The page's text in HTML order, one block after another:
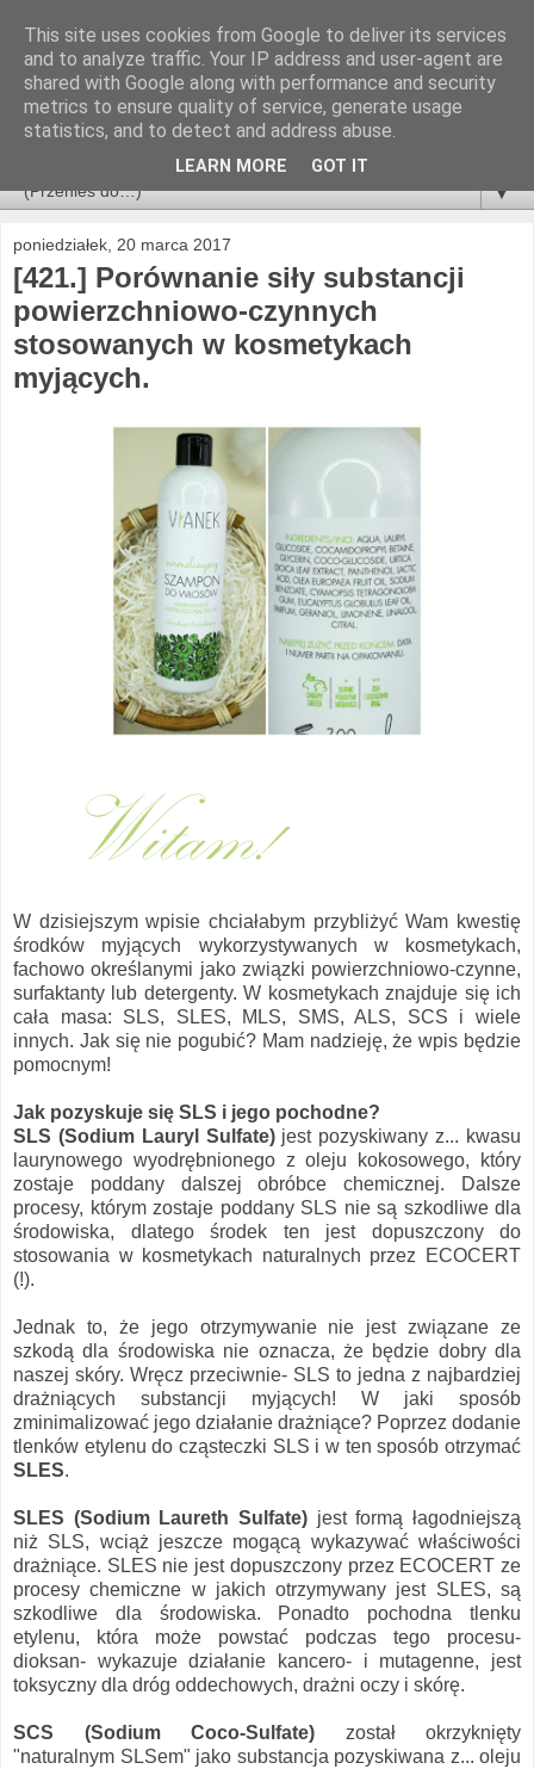
▼
poniedziałek, 20 marca 2017
[421.] Porównanie siły substancji
powierzchniowo-czynnych
stosowanych w kosmetykach
myjących.
W dzisiejszym wpisie chciałabym przybliżyć Wam kwestię
środków myjących wykorzystywanych w kosmetykach,
fachowo określanymi jako związki powierzchniowo-czynne,
surfaktanty lub detergenty. W kosmetykach znajduje się ich
cała masa: SLS, SLES, MLS, SMS, ALS, SCS i wiele
innych. Jak się nie pogubić? Mam nadzieję, że wpis będzie
pomocnym!
Jak pozyskuje się SLS i jego pochodne?
SLS (Sodium Lauryl Sulfate)jest pozyskiwany z... kwasu
laurynowego wyodrębnionego z oleju kokosowego, który
zostaje poddany dalszej obróbce chemicznej. Dalsze
procesy, którym zostaje poddany SLS nie są szkodliwe dla
środowiska, dlatego środek ten jest dopuszczony do
stosowania w kosmetykach naturalnych przez ECOCERT
(!).
Jednak to, że jego otrzymywanie nie jest związane ze
szkodą dla środowiska nie oznacza, że będzie dobry dla
naszej skóry. Wręcz przeciwnie- SLS to jedna z najbardziej
drażniących substancji myjących! W jaki sposób
zminimalizować jego działanie drażniące? Poprzez dodanie
tlenków etylenu do cząsteczki SLS i w ten sposób otrzymać
SLES.
SLES (Sodium Laureth Sulfate) jest formą łagodniejszą
niż SLS, wciąż jeszcze mogącą wykazywać właściwości
drażniące. SLES nie jest dopuszczony przez ECOCERT ze
procesy chemiczne w jakich otrzymywany jest SLES, są
szkodliwe dla środowiska. Ponadto pochodna tlenku
etylenu, która może powstać podczas tego procesu-
dioksan- wykazuje działanie kancero- i mutagenne, jest
toksyczny dla dróg oddechowych, drażni oczy i skórę.
SCS (Sodium Coco-Sulfate) został okrzyknięty
"naturalnym SLSem" jako substancja pozyskiwana z... oleju
This site uses cookies from Google to deliver its services
and to analyze traffic. Your IP address and user-agent are
shared with Google along with performance and security
metrics to ensure quality of service, generate usage
statistics, and to detect and address abuse.
LEARN MORE GOT IT